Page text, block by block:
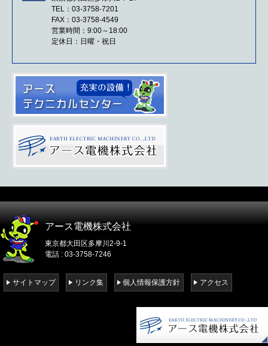
TEL：03-3758-7201
FAX：03-3758-4549
営業時間：9:00～18:00
定休日：日曜・祝日
アース電機株式会社
東京都大田区多摩川2-9-1
電話 : 03-3758-7246
サイトマップ リンク集 個人情報保護方針 アクセス